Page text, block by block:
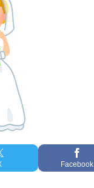
Facebook